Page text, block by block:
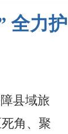
全力护
县域旅
角、聚